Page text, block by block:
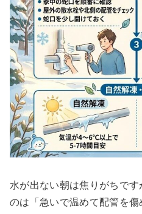
水が出ない朝は焦りがちで
のは「急いで温めて配管を